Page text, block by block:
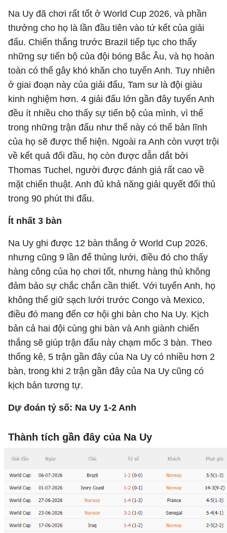
Na Uy đã chơi rất tốt ở World Cup 2026, và phần
thưởng cho họ là lần đầu tiên vào tứ kết của giải
đấu. Chiến thắng trước Brazil tiếp tục cho thấy
những sự tiến bộ của đội bóng Bắc Âu, và họ hoàn
toàn có thể gây khó khăn cho tuyển Anh. Tuy nhiên
ở giai đoạn này của giải đấu, Tam sư là đội giàu
kinh nghiệm hơn. 4 giải đấu lớn gần đây tuyển Anh
đều ít nhiều cho thấy sự tiến bộ của mình, vì thế
trong những trận đấu như thế này có thể bản lĩnh
của họ sẽ được thể hiện. Ngoài ra Anh còn vượt trội
về kết quả đối đầu, họ còn được dẫn dắt bởi
Thomas Tuchel, người được đánh giá rất cao về
mặt chiến thuật. Anh đủ khả năng giải quyết đối thủ
trong 90 phút thi đấu.
Ít nhất 3 bàn
Na Uy ghi được 12 bàn thắng ở World Cup 2026,
nhưng cũng 9 lần để thủng lưới, điều đó cho thấy
hàng công của họ chơi tốt, nhưng hàng thủ không
đảm bảo sự chắc chắn cần thiết. Với tuyển Anh, họ
không thể giữ sạch lưới trước Congo và Mexico,
điều đó mang đến cơ hội ghi bàn cho Na Uy. Kịch
bản cả hai đội cùng ghi bàn và Anh giành chiến
thắng sẽ giúp trận đấu này chạm mốc 3 bàn. Theo
thống kê, 5 trận gần đây của Na Uy có nhiều hơn 2
bàn, trong khi 2 trận gần đây của Na Uy cũng có
kịch bản tương tự.
Dự đoán tỷ số: Na Uy 1-2 Anh
Thành tích gần đây của Na Uy